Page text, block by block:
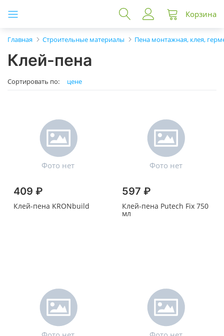
Корзина
Главная Строительные материалы Пена монтажная, клея,
Клей-пена
Сортировать по: цене
409 ₽
Клей-пена KRONbuild
597 ₽
Клей-пена Putech Fix 750
мл